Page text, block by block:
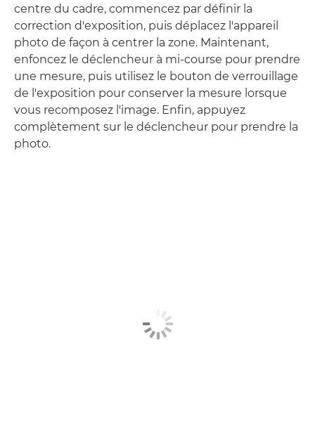
centre du cadre, commencez par définir la
correction d'exposition, puis déplacez l'appareil
photo de façon à centrer la zone. Maintenant,
enfoncez le déclencheur à mi-course pour prendre
une mesure, puis utilisez le bouton de verrouillage
de l'exposition pour conserver la mesure lorsque
vous recomposez l'image. Enfin, appuyez
complètement sur le déclencheur pour prendre la
photo.